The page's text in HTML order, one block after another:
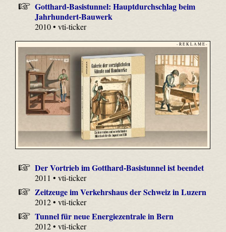
Gotthard-Basistunnel: Hauptdurchschlag beim
Jahrhundert-Bauwerk
2010 • vti-ticker
- R E K L A M E -
Der Vortrieb im Gotthard-Basistunnel ist beendet
2011 • vti-ticker
Zeitzeuge im Verkehrshaus der Schweiz in Luzern
2012 • vti-ticker
Tunnel für neue Energiezentrale in Bern
2012 • vti-ticker